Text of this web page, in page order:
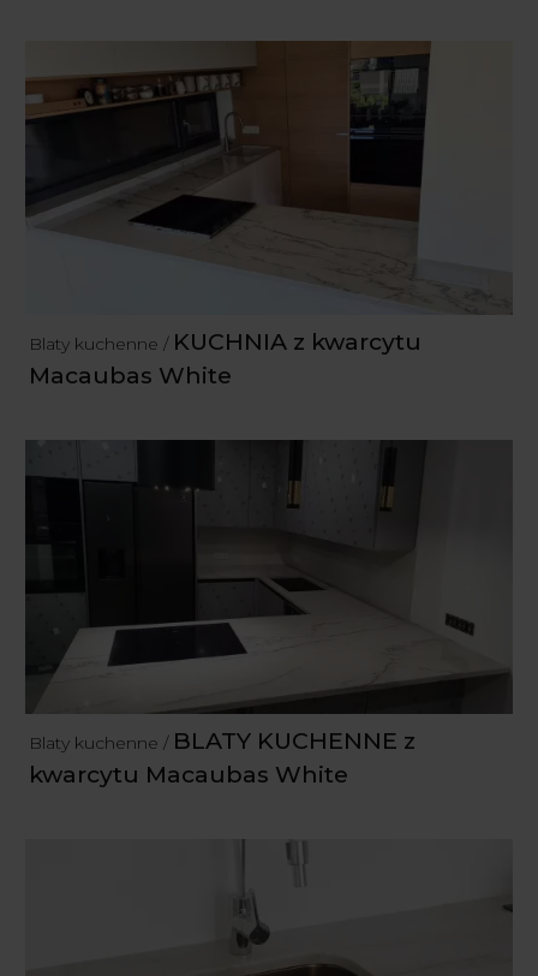
Blaty kuchenne / KUCHNIA z kwarcytu
Macaubas White
Blaty kuchenne / BLATY KUCHENNE z
kwarcytu Macaubas White